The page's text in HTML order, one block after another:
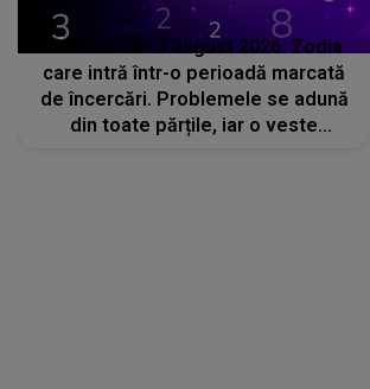
HOROSCOP 7 august 2026. Zodia
care intră într-o perioadă marcată
de încercări. Problemele se adună
din toate părțile, iar o veste